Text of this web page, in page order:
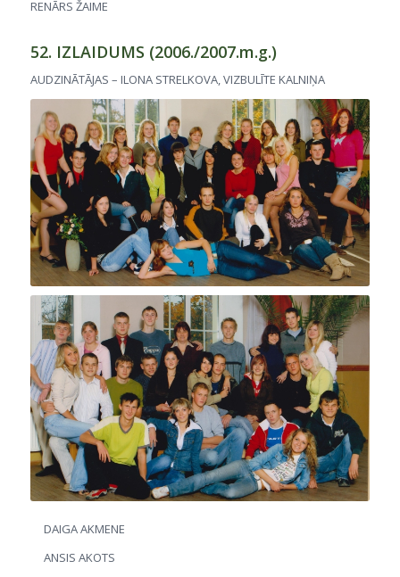
RENĀRS ŽAIME
52. IZLAIDUMS (2006./2007.m.g.)
AUDZINĀTĀJAS – ILONA STRELKOVA, VIZBULĪTE KALNIŅA
DAIGA AKMENE
ANSIS AKOTS